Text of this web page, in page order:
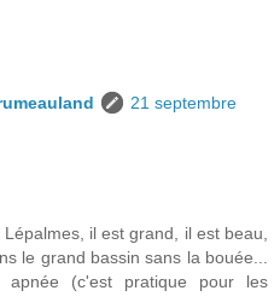
21 septembre
il est grand, il est beau,
le grand bassin sans la bouée...
(c'est pratique pour les